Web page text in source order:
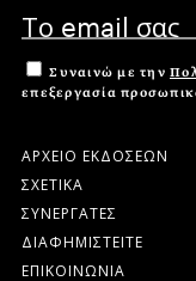
Συναινώ με την
επεξεργασία
ΑΡΧΕΙΟ ΕΚΔΟΣΕΩΝ
ΣΧΕΤΙΚΑ
ΣΥΝΕΡΓΑΤΕΣ
ΔΙΑΦΗΜΙΣΤΕΙΤΕ
ΕΠΙΚΟΙΝΩΝΙΑ